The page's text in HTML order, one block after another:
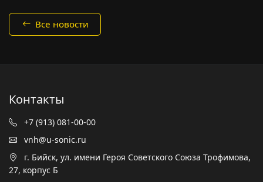
Все новости
Контакты
+7 (913) 081-00-00
vnh@u-sonic.ru
г. Бийск, ул. имени Героя Советского Союза Трофимова,
27, корпус Б